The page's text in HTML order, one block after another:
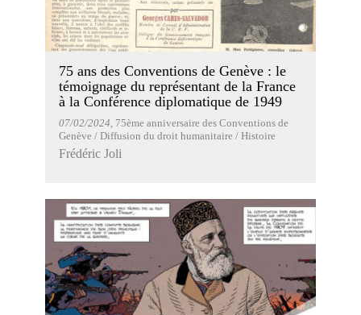
75 ans des Conventions de Genève : le
témoignage du représentant de la France
à la Conférence diplomatique de 1949
07/02/2024, 75ème anniversaire des Conventions de
Genève / Diffusion du droit humanitaire / Histoire
Frédéric Joli